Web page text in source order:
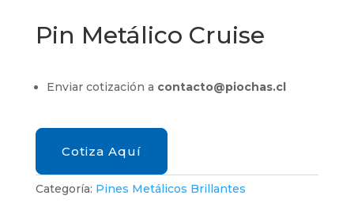
Pin Metálico Cruise
Enviar cotización a contacto@piochas.cl
Cotiza Aquí
Categoría: Pines Metálicos Brillantes